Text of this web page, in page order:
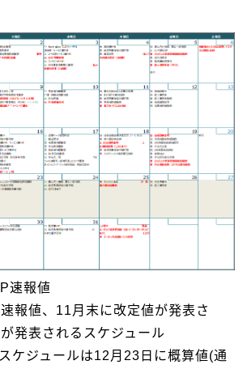
速報値
報値、11月末に改定値が発表さ
が発表されるスケジュール
ケジュールは12月23日に概算値(通